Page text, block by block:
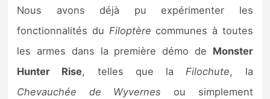
Nous avons déjà pu expérimenter les
fonctionnalités du Filoptère communes à toutes
les armes dans la première démo de Monster
Hunter Rise, telles que laFilochute, la
Chevauchée de Wyvernes ou simplement